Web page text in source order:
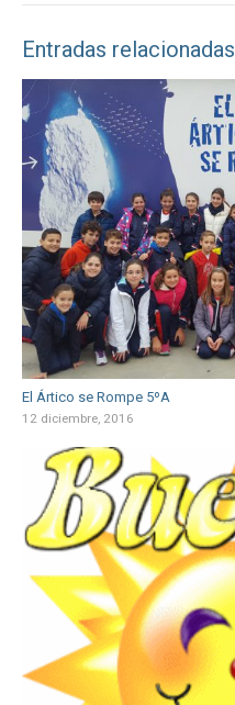
Entradas relacionadas
El Ártico se Rompe 5ºA
12 diciembre, 2016